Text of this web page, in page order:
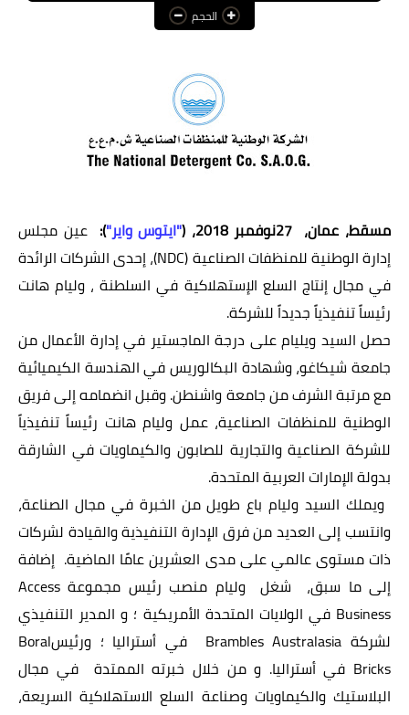
عالم المرأة
أخبار مصر
أخبار عربية
أخبار العالم
الحجم
مسقط، عمان، 27نوفمبر 2018 ، ("ايتوس واير")
: عين مجلس
إدارة الوطنية للمنظفات الصناعية (NDC)، إحدى الشركات الرائدة
في مجال إنتاج السلع الإستهلاكية في السلطنة ، وليام هانت
رئيساً تنفيذياً جديداً للشركة.
حصل السيد ويليام على درجة الماجستير في إدارة الأعمال من
جامعة شيكاغو، وشهادة البكالوريس في الهندسة الكيميائية
مع مرتبة الشرف من جامعة واشنطن. وقبل انضمامه إلى فريق
الوطنية للمنظفات الصناعية، عمل وليام هانت رئيساً تنفيذياً
للشركة الصناعية والتجارية للصابون والكيماويات في الشارقة
بدولة الإمارات العربية المتحدة.
ويملك السيد وليام باع طويل من الخبرة في مجال الصناعة،
وانتسب إلى العديد من فرق الإدارة التنفيذية والقيادة لشركات
ذات مستوى عالمي على مدى العشرين عامًا الماضية. إضافة
إلى ما سبق، شغل وليام منصب رئيس مجموعة Access
Business في الولايات المتحدة الأمريكية ؛ و المدير التنفيذي
لشركة Brambles Australasia في أستراليا ؛ ورئيسBoral
Bricks في أستراليا. و من خلال خبرته الممتدة في مجال
البلاستيك والكيماويات وصناعة السلع الاستهلاكية السريعة،